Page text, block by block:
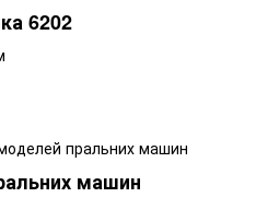
6202
пральних машин
машин